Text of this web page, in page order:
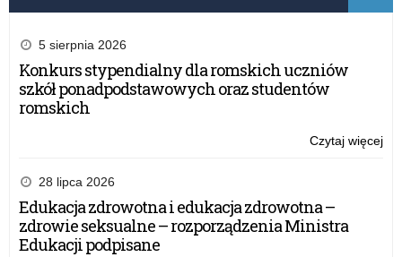
5 sierpnia 2026
Konkurs stypendialny dla romskich uczniów
szkół ponadpodstawowych oraz studentów
romskich
Czytaj więcej
28 lipca 2026
Edukacja zdrowotna i edukacja zdrowotna –
zdrowie seksualne – rozporządzenia Ministra
Edukacji podpisane